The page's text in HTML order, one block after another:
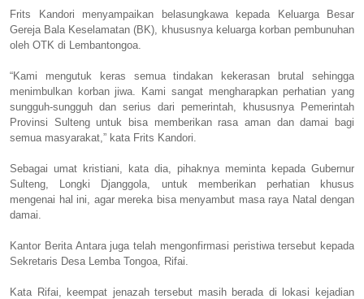
Frits Kandori menyampaikan belasungkawa kepada Keluarga Besar
Gereja Bala Keselamatan (BK), khususnya keluarga korban pembunuhan
oleh OTK di Lembantongoa.
“Kami mengutuk keras semua tindakan kekerasan brutal sehingga
menimbulkan korban jiwa. Kami sangat mengharapkan perhatian yang
sungguh-sungguh dan serius dari pemerintah, khususnya Pemerintah
Provinsi Sulteng untuk bisa memberikan rasa aman dan damai bagi
semua masyarakat,” kata Frits Kandori.
Sebagai umat kristiani, kata dia, pihaknya meminta kepada Gubernur
Sulteng, Longki Djanggola, untuk memberikan perhatian khusus
mengenai hal ini, agar mereka bisa menyambut masa raya Natal dengan
damai.
Kantor Berita Antara juga telah mengonfirmasi peristiwa tersebut kepada
Sekretaris Desa Lemba Tongoa, Rifai.
Kata Rifai, keempat jenazah tersebut masih berada di lokasi kejadian